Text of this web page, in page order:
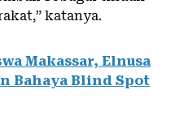
katanya.
Makassar, Elnusa
Bahaya Blind Spot